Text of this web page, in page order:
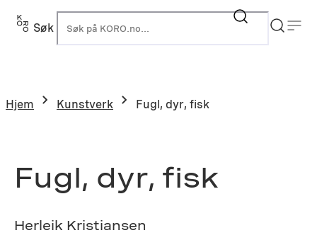
Hopp
Søk
Hjem Kunstverk Fugl, dyr, fisk
Fugl, dyr, fisk
Herleik Kristiansen